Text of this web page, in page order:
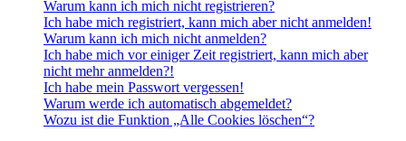
Warum kann ich mich nicht registrieren?
Ich habe mich registriert, kann mich aber nicht anmelden!
Warum kann ich mich nicht anmelden?
Ich habe mich vor einiger Zeit registriert, kann mich aber
nicht mehr anmelden?!
Ich habe mein Passwort vergessen!
Warum werde ich automatisch abgemeldet?
Wozu ist die Funktion „Alle Cookies löschen“?